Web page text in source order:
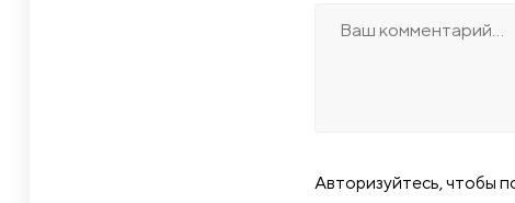
Авторизуйтесь, чтобы